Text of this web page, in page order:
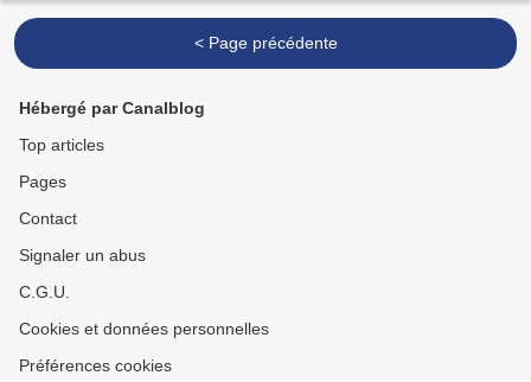
< Page précédente
Hébergé par Canalblog
Top articles
Pages
Contact
Signaler un abus
C.G.U.
Cookies et données personnelles
Préférences cookies